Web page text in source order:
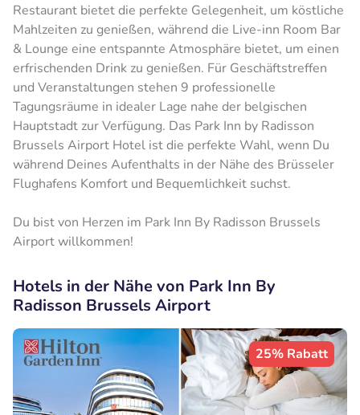
Restaurant bietet die perfekte Gelegenheit, um köstliche
Mahlzeiten zu genießen, während die Live-inn Room Bar
& Lounge eine entspannte Atmosphäre bietet, um einen
erfrischenden Drink zu genießen. Für Geschäftstreffen
und Veranstaltungen stehen 9 professionelle
Tagungsräume in idealer Lage nahe der belgischen
Hauptstadt zur Verfügung. Das Park Inn by Radisson
Brussels Airport Hotel ist die perfekte Wahl, wenn Du
während Deines Aufenthalts in der Nähe des Brüsseler
Flughafens Komfort und Bequemlichkeit suchst.
Du bist von Herzen im Park Inn By Radisson Brussels
Airport willkommen!
Hotels in der Nähe von Park Inn By
Radisson Brussels Airport
25% Rabatt